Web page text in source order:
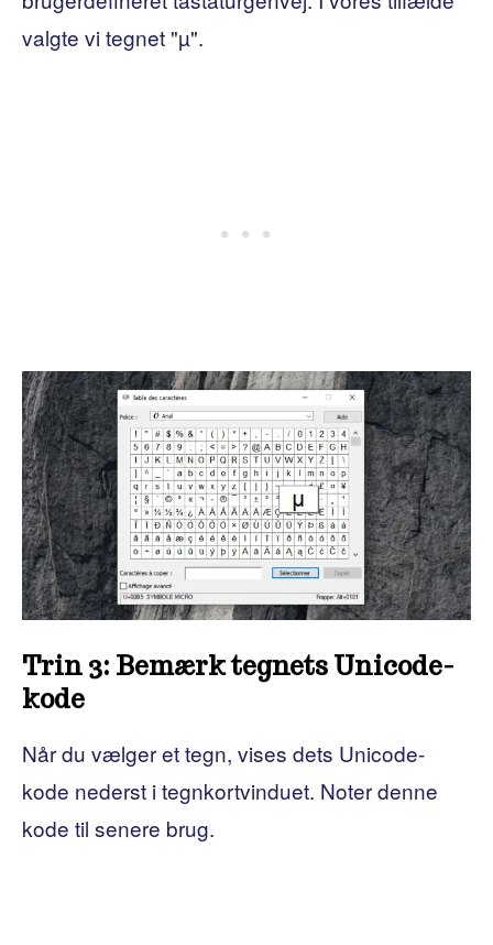
valgte vi tegnet "µ".
Trin 3: Bemærk tegnets Unicode-
kode
Når du vælger et tegn, vises dets Unicode-
kode nederst i tegnkortvinduet. Noter denne
kode til senere brug.